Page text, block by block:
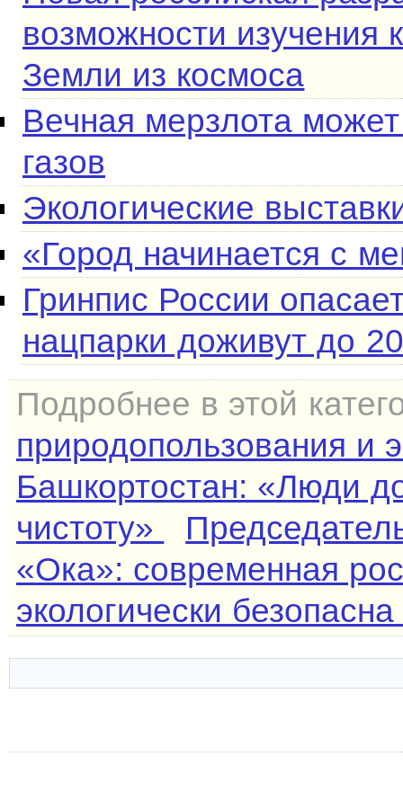
возможности изучения
Земли из космоса
Вечная мерзлота
газов
Экологические
«Город начинается с
Гринпис России
нацпарки доживут до
Подробнее в этой
природопользования и
Башкортостан: «Люди
чистоту»
«Ока»: современная
экологически